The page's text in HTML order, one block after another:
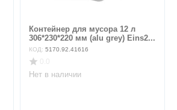
Контейнер для мусора 12 л
306*230*220 мм (alu grey) Eins2...
КОД: 5170.92.41616
Нет в наличии